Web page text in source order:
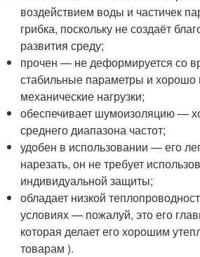
воздействием воды и частичек
грибка, поскольку не создаёт
развития среду;
прочен — не деформируется со
стабильные параметры и хорошо
механические нагрузки;
обеспечивает шумоизоляцию —
среднего диапазона частот;
удобен в использовании — его
нарезать, он не требует
индивидуальной защиты;
обладает низкой
условиях — пожалуй, это его
которая делает его хорошим
товарам ).